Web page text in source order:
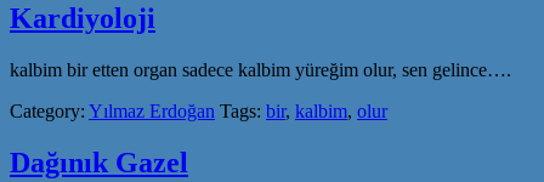
Kardiyoloji
kalbim bir etten organ sadece kalbim yüreğim olur, sen gelince….
Category: Yılmaz Erdoğan Tags: bir, kalbim, olur
Dağınık Gazel